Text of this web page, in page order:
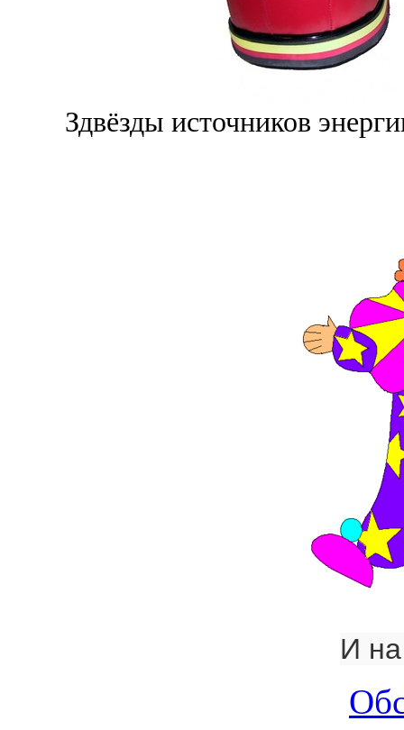
Здвёзды источников
И